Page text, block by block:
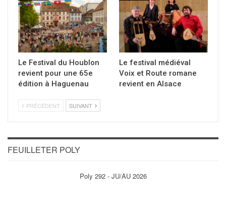
Le Festival du Houblon
revient pour une 65e
édition à Haguenau
Le festival médiéval
Voix et Route romane
revient en Alsace
PRÉCÉDENT SUIVANT
FEUILLETER POLY
Poly 292 - JU/AU 2026